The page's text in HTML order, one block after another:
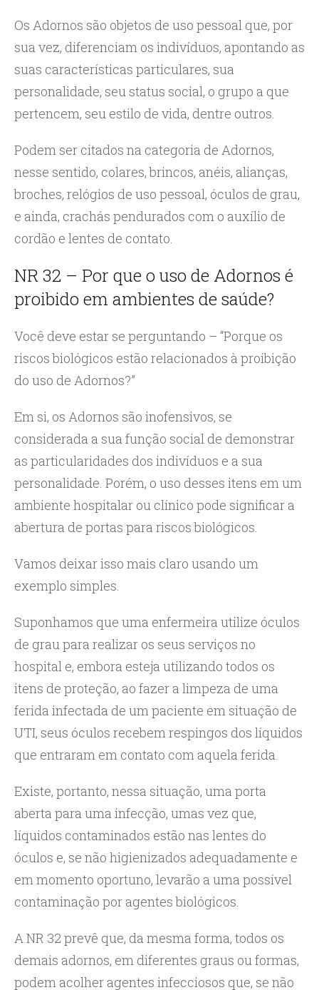
Os Adornos são objetos de uso pessoal que, por
sua vez, diferenciam os indivíduos, apontando as
suas características particulares, sua
personalidade, seu status social, o grupo a que
pertencem, seu estilo de vida, dentre outros.
Podem ser citados na categoria de Adornos,
nesse sentido, colares, brincos, anéis, alianças,
broches, relógios de uso pessoal, óculos de grau,
e ainda, crachás pendurados com o auxílio de
cordão e lentes de contato.
NR 32 – Por que o uso de Adornos é
proibido em ambientes de saúde?
Você deve estar se perguntando – “Porque os
riscos biológicos estão relacionados à proibição
do uso de Adornos?”
Em si, os Adornos são inofensivos, se
considerada a sua função social de demonstrar
as particularidades dos indivíduos e a sua
personalidade. Porém, o uso desses itens em um
ambiente hospitalar ou clínico pode significar a
abertura de portas para riscos biológicos.
Vamos deixar isso mais claro usando um
exemplo simples.
Suponhamos que uma enfermeira utilize óculos
de grau para realizar os seus serviços no
hospital e, embora esteja utilizando todos os
itens de proteção, ao fazer a limpeza de uma
ferida infectada de um paciente em situação de
UTI, seus óculos recebem respingos dos líquidos
que entraram em contato com aquela ferida.
Existe, portanto, nessa situação, uma porta
aberta para uma infecção, umas vez que,
líquidos contaminados estão nas lentes do
óculos e, se não higienizados adequadamente e
em momento oportuno, levarão a uma possível
contaminação por agentes biológicos.
A NR 32 prevê que, da mesma forma, todos os
demais adornos, em diferentes graus ou formas,
podem acolher agentes infecciosos que, se não